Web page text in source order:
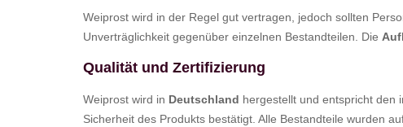
Weiprost wird in der Regel gut vertragen, jedoch sollten
Unverträglichkeit gegenüber einzelnen Bestandteilen. Die
Qualität und Zertifizierung
Weiprost wird in Deutschland hergestellt und entspricht den
Sicherheit des Produkts bestätigt. Alle Bestandteile wurden